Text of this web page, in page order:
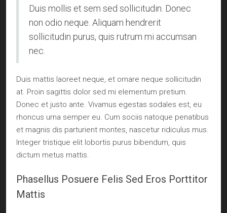
Duis mollis et sem sed sollicitudin. Donec
non odio neque. Aliquam hendrerit
sollicitudin purus, quis rutrum mi accumsan
nec.
Duis mattis laoreet neque, et ornare neque sollicitudin
at. Proin sagittis dolor sed mi elementum pretium.
Donec et justo ante. Vivamus egestas sodales est, eu
rhoncus urna semper eu. Cum sociis natoque penatibus
et magnis dis parturient montes, nascetur ridiculus mus.
Integer tristique elit lobortis purus bibendum, quis
dictum metus mattis.
Phasellus Posuere Felis Sed Eros Porttitor
Mattis